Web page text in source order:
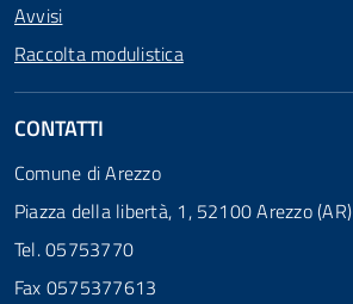
Avvisi
Raccolta modulistica
CONTATTI
Comune di Arezzo
Piazza della libertà, 1, 52100 Arezzo (AR)
Tel. 05753770
Fax 0575377613